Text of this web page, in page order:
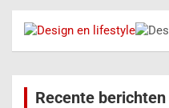
Recente berichten